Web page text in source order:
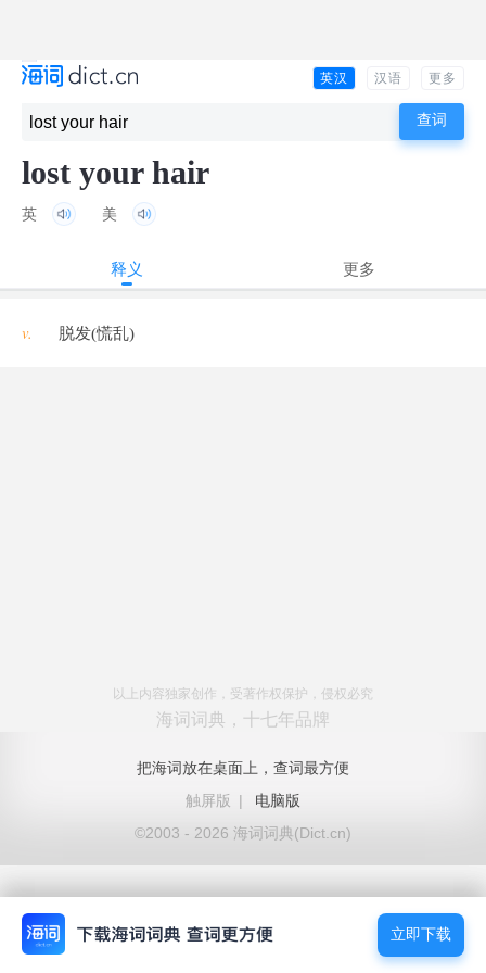
英汉 汉语 更多
lost your hair
英 美
释义 更多
v. 脱发(慌乱)
以上内容独家创作，受著作权保护，侵权必究
海词词典，十七年品牌
把海词放在桌面上，查词最方便
触屏版
|
电脑版
©2003 - 2026 海词词典(Dict.cn)
立即下载
立即下载